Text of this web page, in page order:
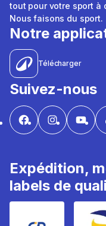
tout pour votre sport à
Nous faisons du sport.
Notre
Télécharger
Suivez-nous
Expédition,
labels de